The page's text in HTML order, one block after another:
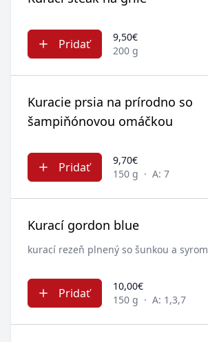
Pridať
9,50€
200 g
Kuracie prsia na prírodno so
šampiňónovou omáčkou
Pridať
9,70€
150 g · A: 7
Kurací gordon blue
kurací rezeň plnený so šunkou a syrom
Pridať
10,00€
150 g · A: 1,3,7